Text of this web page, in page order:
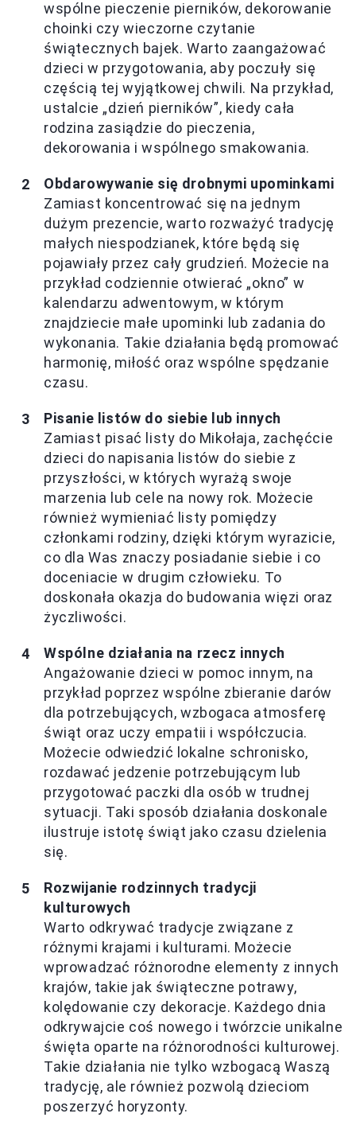
wspólne pieczenie pierników, dekorowanie
choinki czy wieczorne czytanie
świątecznych bajek. Warto zaangażować
dzieci w przygotowania, aby poczuły się
częścią tej wyjątkowej chwili. Na przykład,
ustalcie „dzień pierników”, kiedy cała
rodzina zasiądzie do pieczenia,
dekorowania i wspólnego smakowania.
Obdarowywanie się drobnymi upominkami
Zamiast koncentrować się na jednym
dużym prezencie, warto rozważyć tradycję
małych niespodzianek, które będą się
pojawiały przez cały grudzień. Możecie na
przykład codziennie otwierać „okno” w
kalendarzu adwentowym, w którym
znajdziecie małe upominki lub zadania do
wykonania. Takie działania będą promować
harmonię, miłość oraz wspólne spędzanie
czasu.
Pisanie listów do siebie lub innych
Zamiast pisać listy do Mikołaja, zachęćcie
dzieci do napisania listów do siebie z
przyszłości, w których wyrażą swoje
marzenia lub cele na nowy rok. Możecie
również wymieniać listy pomiędzy
członkami rodziny, dzięki którym wyrazicie,
co dla Was znaczy posiadanie siebie i co
doceniacie w drugim człowieku. To
doskonała okazja do budowania więzi oraz
życzliwości.
Wspólne działania na rzecz innych
Angażowanie dzieci w pomoc innym, na
przykład poprzez wspólne zbieranie darów
dla potrzebujących, wzbogaca atmosferę
świąt oraz uczy empatii i współczucia.
Możecie odwiedzić lokalne schronisko,
rozdawać jedzenie potrzebującym lub
przygotować paczki dla osób w trudnej
sytuacji. Taki sposób działania doskonale
ilustruje istotę świąt jako czasu dzielenia
się.
Rozwijanie rodzinnych tradycji
kulturowych
Warto odkrywać tradycje związane z
różnymi krajami i kulturami. Możecie
wprowadzać różnorodne elementy z innych
krajów, takie jak świąteczne potrawy,
kolędowanie czy dekoracje. Każdego dnia
odkrywajcie coś nowego i twórzcie unikalne
święta oparte na różnorodności kulturowej.
Takie działania nie tylko wzbogacą Waszą
tradycję, ale również pozwolą dzieciom
poszerzyć horyzonty.